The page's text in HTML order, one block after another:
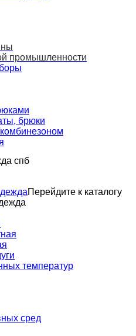
промышленности
брюки
Перейдите к каталогу
температур
сред